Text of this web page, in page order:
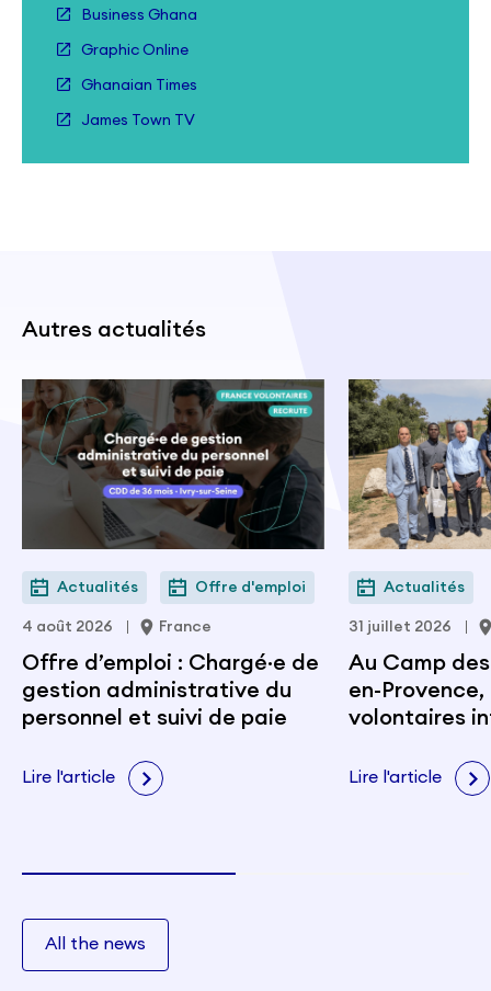
Business Ghana
Graphic Online
Ghanaian Times
James Town TV
Autres actualités
Actualités Offre d'emploi
4 août 2026 France
Offre d’emploi : Chargé·e de
gestion administrative du
personnel et suivi de paie
Lire l'article
Actualités
31 juillet 2026
Au Camp
en-
volontaires
citoyenneté
Lire l'article
All the news